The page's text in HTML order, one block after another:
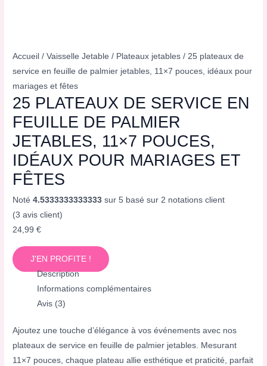
Accueil /Vaisselle Jetable / Plateaux jetables / 25 plateaux de
service en feuille de palmier jetables, 11×7 pouces, idéaux pour
mariages et fêtes
25 PLATEAUX DE SERVICE EN
FEUILLE DE PALMIER
JETABLES, 11×7 POUCES,
IDÉAUX POUR MARIAGES ET
FÊTES
Noté4.5333333333333 sur 5 basé sur 2 notations client
(3 avis client)
24,99€
J'EN PROFITE !
Description
Informations complémentaires
Avis (3)
Ajoutez une touche d’élégance à vos événements avec nos
plateaux de service en feuille de palmier jetables. Mesurant
11×7 pouces, chaque plateau allie esthétique et praticité, parfait